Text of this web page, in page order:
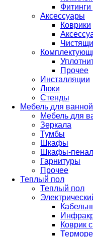
Аксессуары
Коврики
Прочее
Инсталляции
Люки
Стенды
Мебель для ванной
Мебель для
Зеркала
Тумбы
Шкафы
Шкафы-
Гарнитуры
Прочее
Теплый пол
Теплый пол
Коврик